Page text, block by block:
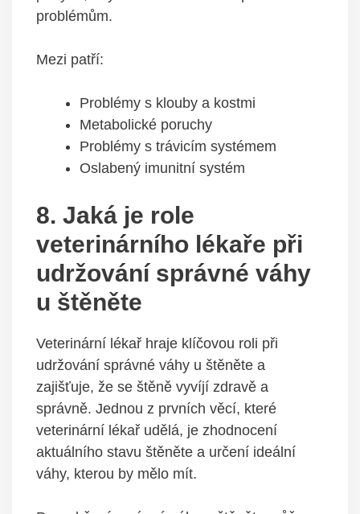
problémům.
Mezi patří:
Problémy s klouby a kostmi
Metabolické poruchy
Problémy s trávicím systémem
Oslabený imunitní systém
8. Jaká je role
veterinárního lékaře při
udržování správné váhy
u štěněte
Veterinární lékař hraje klíčovou roli při
udržování správné váhy u štěněte a
zajišťuje, že se štěně vyvíjí zdravě a
správně. Jednou z prvních věcí, které
veterinární lékař udělá, je zhodnocení
aktuálního stavu štěněte a určení ideální
váhy, kterou by mělo mít.